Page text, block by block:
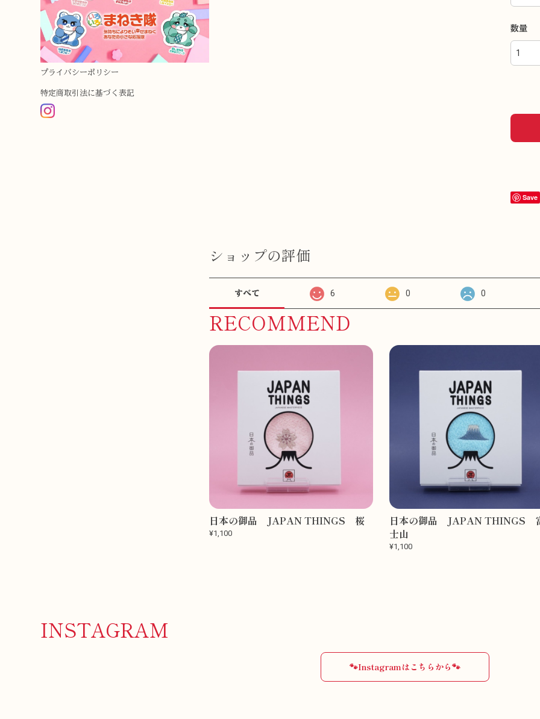
プライバシーポリシー
特定商取引法に基づく表記
数量
Save
ショップの評価
すべて 6 0 0
RECOMMEND
日本の御品 JAPAN THINGS 桜
¥1,100
日本の御品 JAPAN THINGS
士山
¥1,100
INSTAGRAM
🐾Instagramはこちらから🐾